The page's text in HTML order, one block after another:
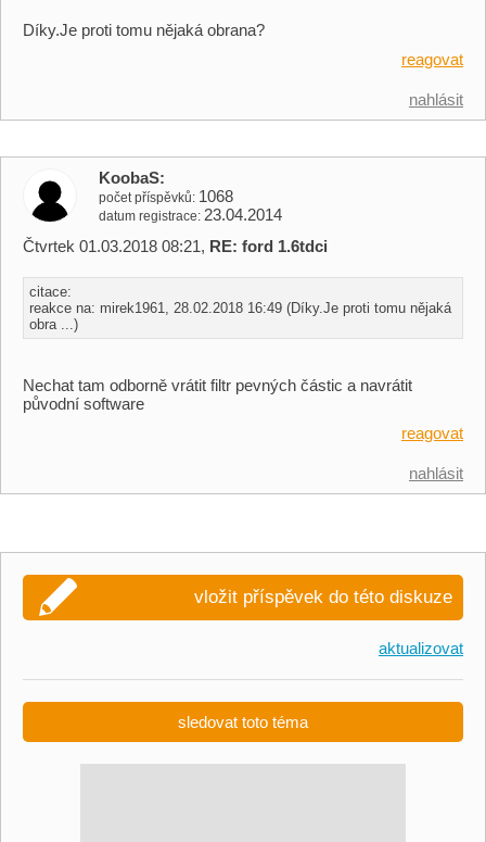
Díky.Je proti tomu nějaká obrana?
reagovat
nahlásit
KoobaS
počet příspěvků 1068
datum registrace 23.04.2014
Čtvrtek 01.03.2018 08:21, RE: ford 1.6tdci
citace:
reakce na: mirek1961, 28.02.2018 16:49 (Díky.Je proti tomu nějaká
obra ...)
Nechat tam odborně vrátit filtr pevných částic a navrátit
původní software
reagovat
nahlásit
vložit příspěvek do této diskuze
aktualizovat
sledovat toto téma